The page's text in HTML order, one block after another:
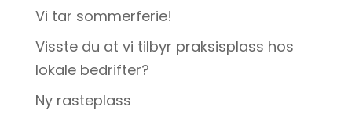
Vi tar sommerferie!
Visste du at vi tilbyr praksisplass hos
lokale bedrifter?
Ny rasteplass